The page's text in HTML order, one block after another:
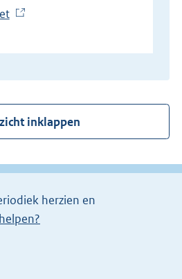
(
x
r
n
l
n
k
inklappen
herzien en